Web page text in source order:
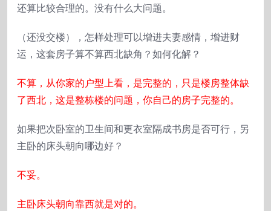
还算比较合理的。没有什么大问题。
（还没交楼），怎样处理可以增进夫妻感情，增进财
运，这套房子算不算西北缺角？如何化解？
不算，从你家的户型上看，是完整的，只是楼房整体缺
了西北，这是整栋楼的问题，你自己的房子完整的。
如果把次卧室的卫生间和更衣室隔成书房是否可行，另
主卧的床头朝向哪边好？
不妥。
主卧床头朝向靠西就是对的。